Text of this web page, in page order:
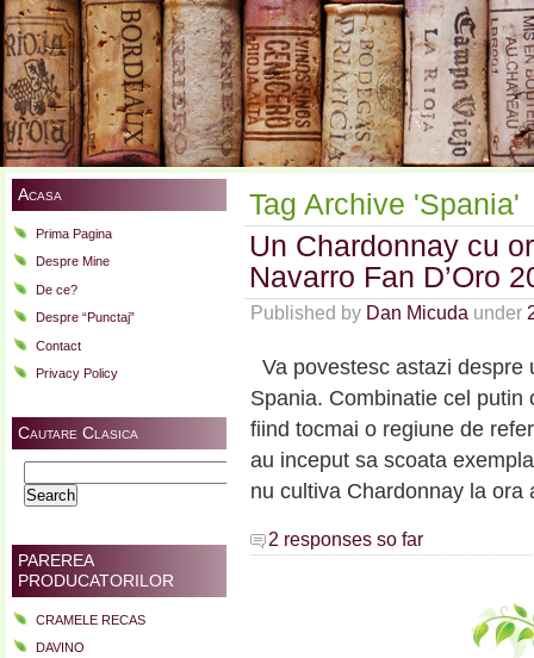
Acasa
Prima Pagina
Despre Mine
De ce?
Despre “Punctaj”
Contact
Privacy Policy
Cautare Clasica
for:
PAREREA
PRODUCATORILOR
CRAMELE RECAS
DAVINO
Tag Archive 'Spania'
Un Chardonnay cu
Navarro Fan D’Oro
Published by Dan Micuda under
Va povestesc astazi
Spania. Combinatie cel
fiind tocmai o regiune de
au inceput sa scoata
nu cultiva Chardonnay la
2 responses so far